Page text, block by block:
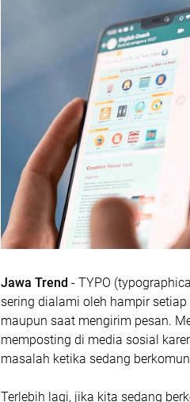
Jawa Trend - TYPO
sering dialami oleh hampir
maupun saat mengirim pesan.
memposting di media sosial
masalah ketika sedang
Terlebih lagi, jika kita sedang